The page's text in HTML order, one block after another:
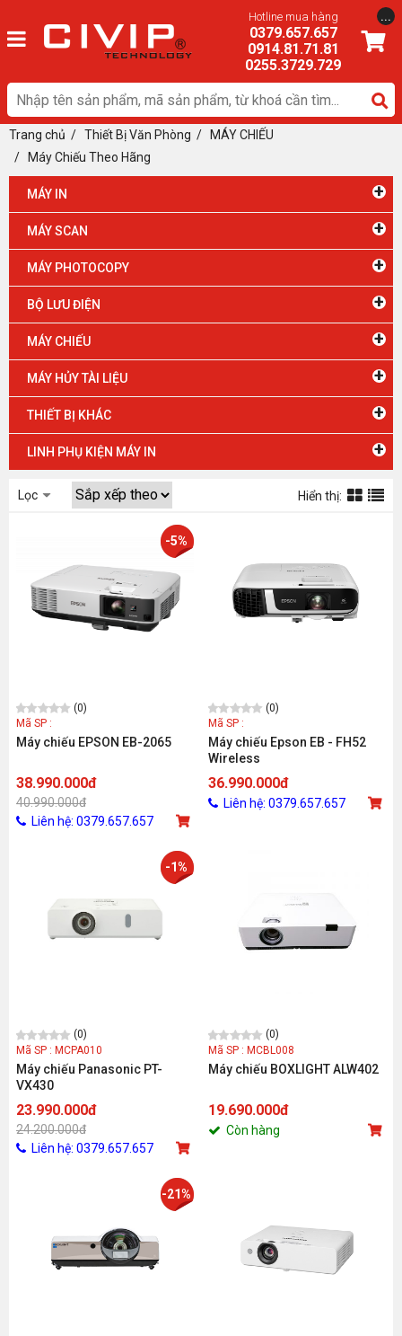
Hotline mua hàng
0379.657.657
0914.81.71.81
0255.3729.729
...
Trang chủ / Thiết Bị Văn Phòng / MÁY CHIẾU
/
Máy Chiếu Theo Hãng
MÁY IN +
MÁY SCAN +
MÁY PHOTOCOPY +
BỘ LƯU ĐIỆN +
MÁY CHIẾU +
MÁY HỦY TÀI LIỆU +
THIẾT BỊ KHÁC +
LINH PHỤ KIỆN MÁY IN +
Lọc Hiển thị:
-5%
(0)
Mã SP :
Máy chiếu EPSON EB-2065
38.990.000đ
40.990.000đ
Liên hệ: 0379.657.657
(0)
Mã SP :
Máy chiếu Epson EB - FH52
Wireless
36.990.000đ
Liên hệ: 0379.657.657
-1%
(0)
Mã SP : MCPA010
Máy chiếu Panasonic PT-
VX430
23.990.000đ
24.200.000đ
Liên hệ: 0379.657.657
(0)
Mã SP : MCBL008
Máy chiếu BOXLIGHT ALW402
19.690.000đ
Còn hàng
-21%